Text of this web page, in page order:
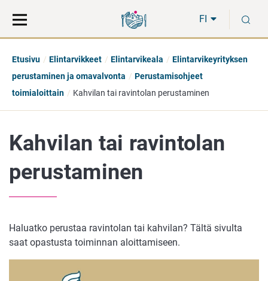
suoraan
sisältöön
koko
sivuston
FI
Etusivu Elintarvikkeet Elintarvikeala
Elintarvikeyrityksen
perustaminen ja omavalvonta
Perustamisohjeet
toimialoittain
Kahvilan tai ravintolan perustaminen
Kahvilan tai ravintolan
perustaminen
Haluatko perustaa ravintolan tai kahvilan? Tältä sivulta
saat opastusta toiminnan aloittamiseen.